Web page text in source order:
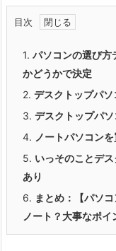
目次
1. パソコンの選び方
かどうかで決定
2. デスクトップパ
3. デスクトップパ
4. ノートパソコン
5. いっそのことデ
あり
6. まとめ：【パソ
ノート？大事なポ